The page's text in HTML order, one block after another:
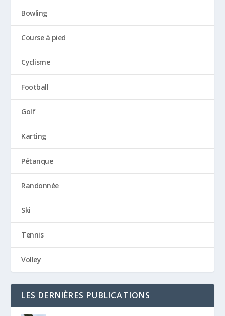
Bowling
Course à pied
Cyclisme
Football
Golf
Karting
Pétanque
Randonnée
Ski
Tennis
Volley
LES DERNIÈRES PUBLICATIONS